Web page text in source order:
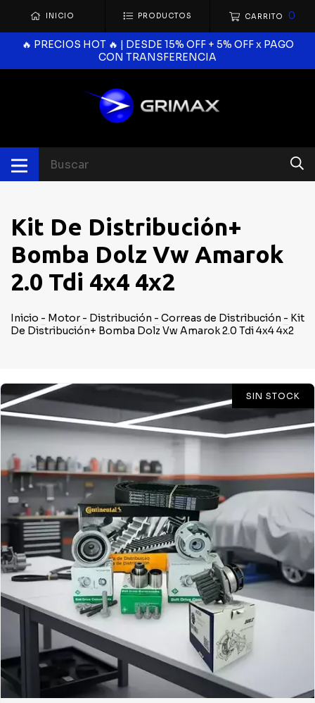
INICIO PRODUCTOS CARRITO 0
🔥 PRECIOS HOT 🔥 | DESDE 15% OFF + 5% OFF x PAGO
CON TRANSFERENCIA
Kit De Distribución+
Bomba Dolz Vw Amarok
2.0 Tdi 4x4 4x2
Inicio - Motor - Distribución - Correas de Distribución - Kit
De Distribución+ Bomba Dolz Vw Amarok 2.0 Tdi 4x4 4x2
SIN STOCK